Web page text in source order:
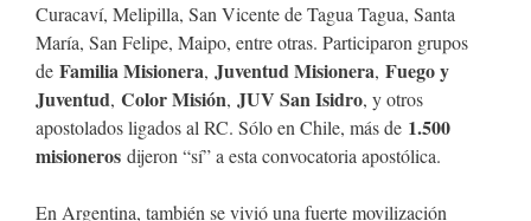
Curacaví, Melipilla, San Vicente de Tagua Tagua, Santa
María, San Felipe, Maipo, entre otras. Participaron grupos
de Familia Misionera, Juventud Misionera, Fuego y
Juventud, Color Misión, JUV San Isidro, y otros
apostolados ligados al RC. Sólo en Chile, más de 1.500
misioneros dijeron “sí” a esta convocatoria apostólica.
En Argentina, también se vivió una fuerte movilización